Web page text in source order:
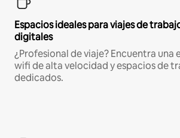
Espacios ideales para viajes de
digitales
¿Profesional de viaje? Encuentra una
wifi de alta velocidad y espacios de
dedicados.